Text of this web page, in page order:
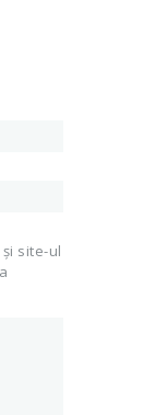
site-ul